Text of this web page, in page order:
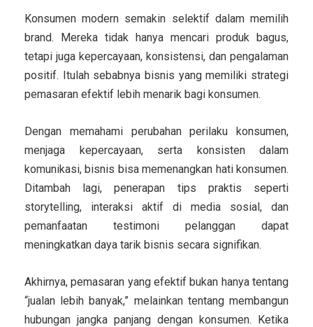
Konsumen modern semakin selektif dalam memilih
brand. Mereka tidak hanya mencari produk bagus,
tetapi juga kepercayaan, konsistensi, dan pengalaman
positif. Itulah sebabnya bisnis yang memiliki strategi
pemasaran efektif lebih menarik bagi konsumen.
Dengan memahami perubahan perilaku konsumen,
menjaga kepercayaan, serta konsisten dalam
komunikasi, bisnis bisa memenangkan hati konsumen.
Ditambah lagi, penerapan tips praktis seperti
storytelling, interaksi aktif di media sosial, dan
pemanfaatan testimoni pelanggan dapat
meningkatkan daya tarik bisnis secara signifikan.
Akhirnya, pemasaran yang efektif bukan hanya tentang
“jualan lebih banyak,” melainkan tentang membangun
hubungan jangka panjang dengan konsumen. Ketika